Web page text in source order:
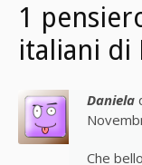
1
italiani di
Daniela
Che